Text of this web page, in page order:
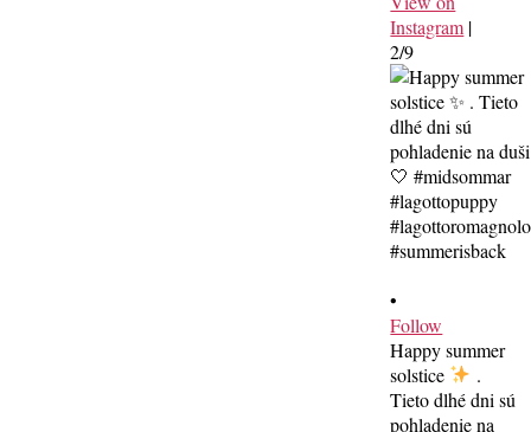
Instagram |
2/9
•
Follow
Happy summer
solstice
.
Tieto dlhé dni sú
pohladenie na